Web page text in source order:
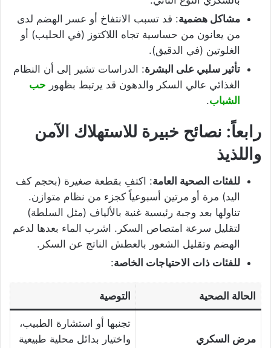
مشاكل هضمية: قد تسبب الانتفاخ أو عسر الهضم لدى
من يعانون من حساسية تجاه اللاكتوز (في الحليب) أو
الغلوتين (في الدقيق).
تأثير سلبي على البشرة: الدراسات تشير إلى أن النظام
الغذائي عالي السكر والدهون قد يرتبط بظهور حب
الشباب.
رابعاً: نصائح خبيرة للاستهلاك الآمن
واللذيذ
للفئات الصحية العامة: اكتفِ بقطعة صغيرة (بحجم كف
اليد) مرة أو مرتين أسبوعياً كجزء من نظام متوازن.
تناولها بعد وجبة رئيسية غنية بالألياف (مثل السلطة)
لتقليل سرعة امتصاص السكر. اشرب الماء بعدها لدعم
الهضم وتقليل الشعور بالعطش الناتج عن السكر.
للفئات ذات الاحتياجات الخاصة:
الحالة الصحية التوصية
مرض السكري
تجنبها أو استشارة الطبيب،
واختيار بدائل محلية طبيعية